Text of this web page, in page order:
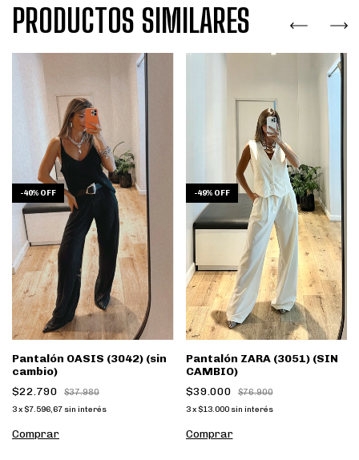
PRODUCTOS SIMILARES
-40% OFF
Pantalón OASIS (3042) (sin
cambio)
$22.790
$37.980
3x $7.596,67 sin interés
Comprar
-49% OFF
Pantalón ZARA (3051) (SIN
CAMBIO)
$39.000
$76.900
3 x $13.000 sin interés
Comprar